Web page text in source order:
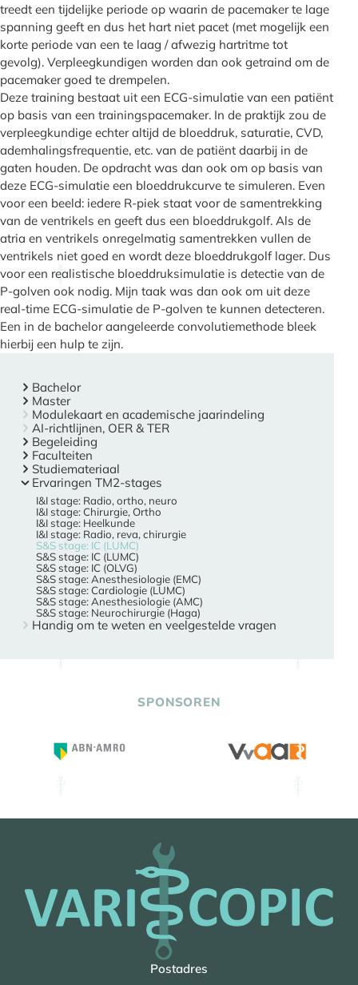
treedt een tijdelijke periode op waarin de pacemaker te lage
spanning geeft en dus het hart niet pacet (met mogelijk een
korte periode van een te laag / afwezig hartritme tot
gevolg). Verpleegkundigen worden dan ook getraind om de
pacemaker goed te drempelen.
Deze training bestaat uit een ECG-simulatie van een patiënt
op basis van een trainingspacemaker. In de praktijk zou de
verpleegkundige echter altijd de bloeddruk, saturatie, CVD,
ademhalingsfrequentie, etc. van de patiënt daarbij in de
gaten houden. De opdracht was dan ook om op basis van
deze ECG-simulatie een bloeddrukcurve te simuleren. Even
voor een beeld: iedere R-piek staat voor de samentrekking
van de ventrikels en geeft dus een bloeddrukgolf. Als de
atria en ventrikels onregelmatig samentrekken vullen de
ventrikels niet goed en wordt deze bloeddrukgolf lager. Dus
voor een realistische bloeddruksimulatie is detectie van de
P-golven ook nodig. Mijn taak was dan ook om uit deze
real-time ECG-simulatie de P-golven te kunnen detecteren.
Een in de bachelor aangeleerde convolutiemethode bleek
hierbij een hulp te zijn.
Bachelor
Master
Modulekaart en academische jaarindeling
AI-richtlijnen, OER & TER
Begeleiding
Faculteiten
Studiemateriaal
Ervaringen TM2-stages
I&I stage: Radio, ortho, neuro
I&I stage: Chirurgie, Ortho
I&I stage: Heelkunde
I&I stage: Radio, reva, chirurgie
S&S stage: IC (LUMC)
S&S stage: IC (LUMC)
S&S stage: IC (OLVG)
S&S stage: Anesthesiologie (EMC)
S&S stage: Cardiologie (LUMC)
S&S stage: Anesthesiologie (AMC)
S&S stage: Neurochirurgie (Haga)
Handig om te weten en veelgestelde vragen
SPONSOREN
Postadres